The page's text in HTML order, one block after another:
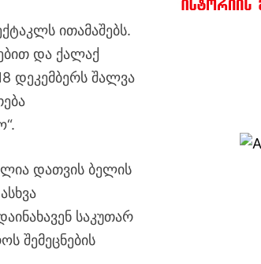
ითამაშებს.
და ქალაქ
დეკემბერს შალვა
დათვის ბელის
საკუთარ
შემეცნების